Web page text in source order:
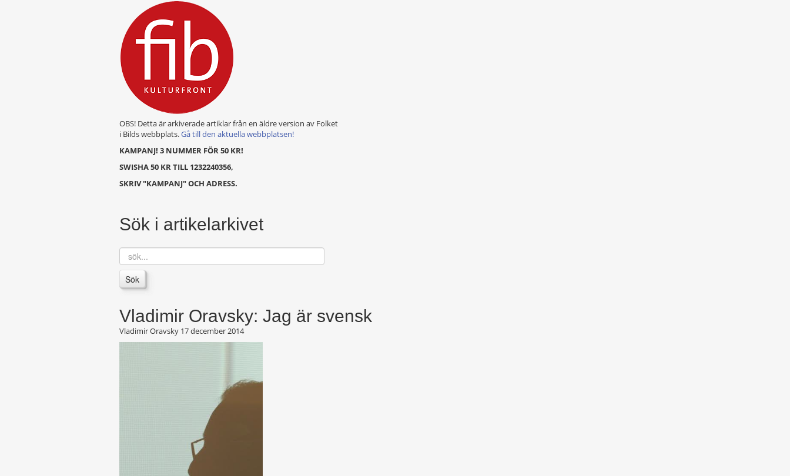
OBS! Detta är arkiverade artiklar från en äldre version av Folket
i Bilds webbplats.Gå till den aktuella webbplatsen!
KAMPANJ! 3 NUMMER FÖR 50 KR!
SWISHA 50 KR TILL 1232240356,
SKRIV "KAMPANJ" OCH ADRESS.
Sök i artikelarkivet
sök...
Sök
Vladimir Oravsky: Jag är svensk
Vladimir Oravsky 17 december 2014